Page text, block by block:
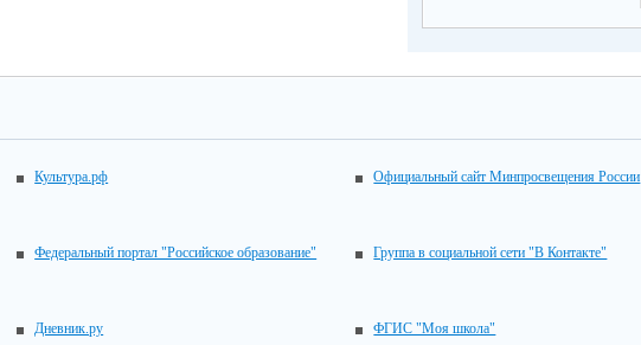
Культура.рф Официальный сайт Минпросвещения России
Федеральный портал "Российское образование" Группа в социальной сети "В Контакте"
Дневник.ру ФГИС "Моя школа"